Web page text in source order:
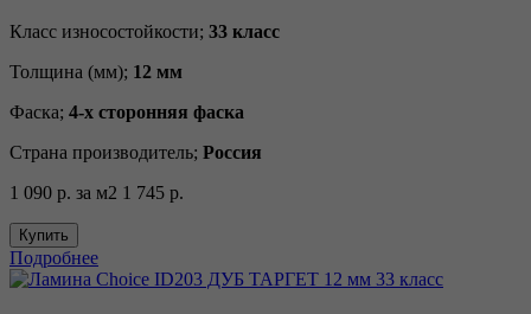
Класс износостойкости; 33 класс
Толщина (мм); 12 мм
Фаска; 4-х сторонняя фаска
Страна производитель; Россия
1 090 р. за м2 1 745 р.
Купить
Подробнее